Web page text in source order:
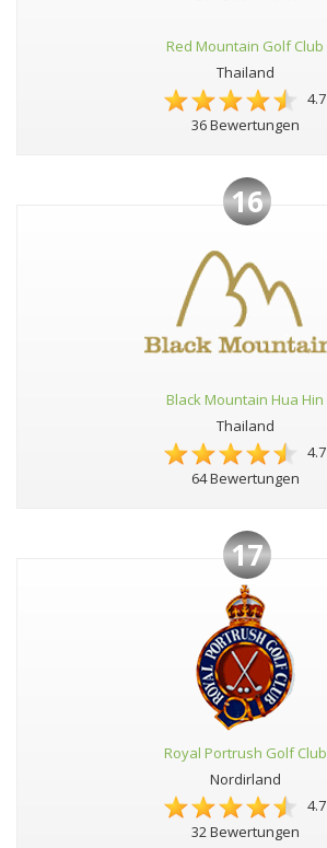
Red Mountain Golf Club
Thailand
4.7
36 Bewertungen
16
Black Mountain Hua Hin
Thailand
4.7
64 Bewertungen
17
Royal Portrush Golf Club
Nordirland
4.7
32 Bewertungen